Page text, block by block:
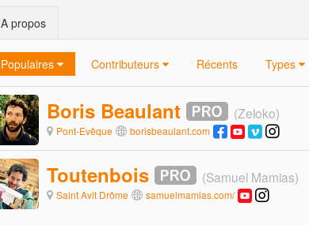
A propos
Populaires Contributeurs Récents Types
Boris Beaulant (Zeloko)
Pont-Evêque borisbeaulant.com
Toutenbois (Samuel Mamias)
Saint Avit Drôme samuelmamias.com/